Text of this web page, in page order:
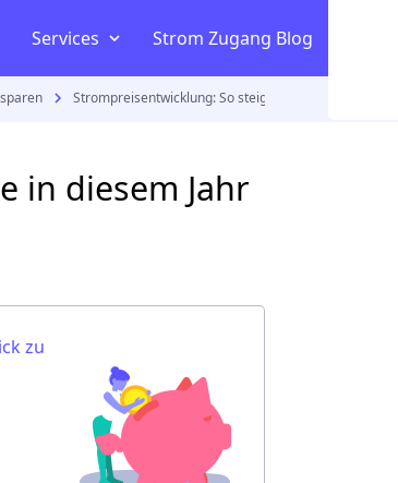
Services Strom Zugang Blog
Kombitariff vergleichen
Strompreisentwicklung: So steigen die Preise in
in diesem Jahr
zu